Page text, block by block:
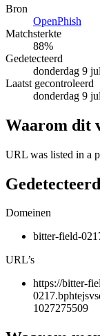
Bron
OpenPhish
Matchsterkte
88%
Gedetecteerd
donderdag 9
Laatst gecontroleerd
donderdag 9
Waarom dit
URL was listed in a
Domeinen
bitter-field-
URL’s
https://bitter-
1027275509